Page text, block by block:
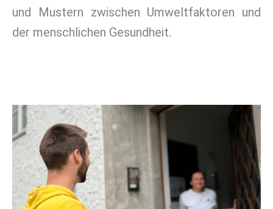
und Mustern zwischen Umweltfaktoren und
der menschlichen Gesundheit.